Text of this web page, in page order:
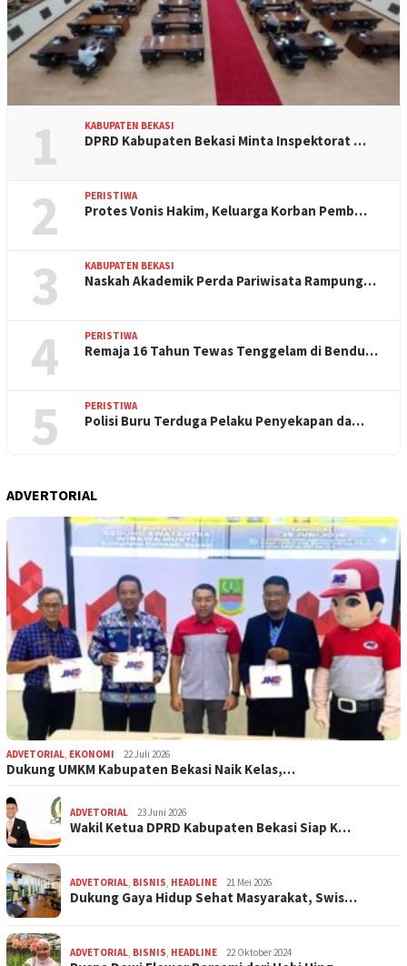
1 KABUPATEN BEKASI
DPRD Kabupaten Bekasi Minta Inspektorat …
2 PERISTIWA
Protes Vonis Hakim, Keluarga Korban Pemb…
3 KABUPATEN BEKASI
Naskah Akademik Perda Pariwisata Rampung…
4 PERISTIWA
Remaja 16 Tahun Tewas Tenggelam di Bendu…
5 PERISTIWA
Polisi Buru Terduga Pelaku Penyekapan da…
ADVERTORIAL
ADVETORIAL EKONOMI 22 Juli 2026
Dukung UMKM Kabupaten Bekasi Naik Kelas,…
ADVETORIAL 23 Juni 2026
Wakil Ketua DPRD Kabupaten Bekasi Siap K…
ADVETORIAL BISNIS HEADLINE 21 Mei 2026
Dukung Gaya Hidup Sehat Masyarakat, Swis…
ADVETORIAL BISNIS HEADLINE 22 Oktober 2024